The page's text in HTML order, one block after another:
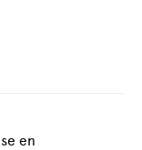
en